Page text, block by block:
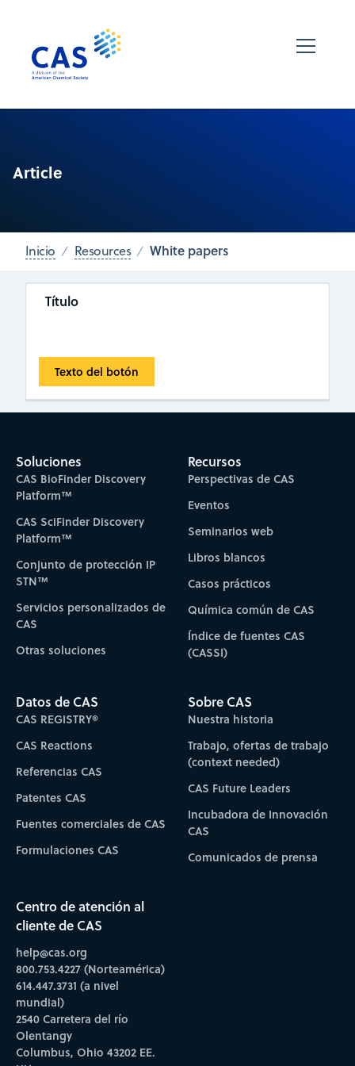
Article
Inicio Resources White papers
Título
Texto del botón
Soluciones
CAS BioFinder Discovery
Platform™
CAS SciFinder Discovery
Platform™
Conjunto de protección IP
STN™
Servicios personalizados de
CAS
Otras soluciones
Recursos
Perspectivas de CAS
Eventos
Seminarios web
Libros blancos
Casos prácticos
Química común de CAS
Índice de fuentes CAS
(CASSI)
Datos de CAS
CAS REGISTRY®
CAS Reactions
Referencias CAS
Patentes CAS
Fuentes comerciales de CAS
Formulaciones CAS
Sobre CAS
Nuestra historia
Trabajo, ofertas de trabajo
(context needed)
CAS Future Leaders
Incubadora de Innovación
CAS
Comunicados de prensa
Centro de atención al
cliente de CAS
help@cas.org
800.753.4227 (Norteamérica)
614.447.3731 (a nivel
mundial)
2540 Carretera del río
Olentangy
Columbus, Ohio 43202 EE.